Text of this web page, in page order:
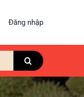
Đăng nhập